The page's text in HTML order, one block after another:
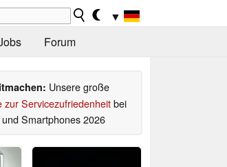
▼
Forum
Unsere große
zur Servicezufriedenheitbei
Smartphones 2026